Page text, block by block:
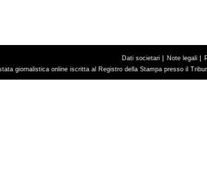
Dati societari | Note legali |
giornalistica online iscritta al Registro della Stampa presso il